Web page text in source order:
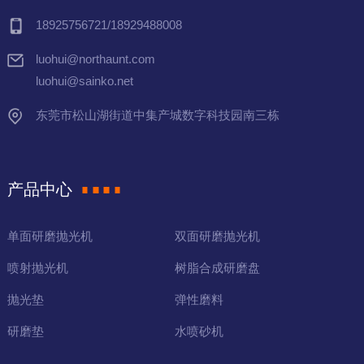
18925756721/18929488008
luohui@northaunt.com
luohui@sainko.net
东莞市松山湖街道中集产城数字科技园南三栋
产品中心
单面研磨抛光机 双面研磨抛光机
喷射抛光机 树脂合成研磨盘
抛光垫 弹性磨料
研磨垫 水喷砂机